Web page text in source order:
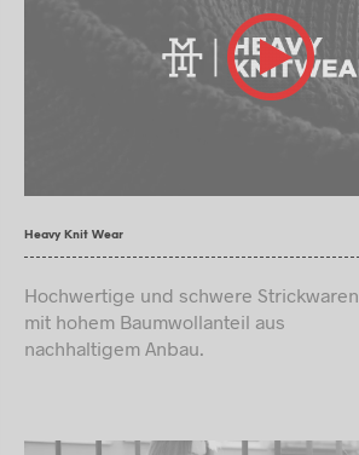
Heavy Knit Wear
Hochwertige und schwere Strickwaren
mit hohem Baumwollanteil aus
nachhaltigem Anbau.